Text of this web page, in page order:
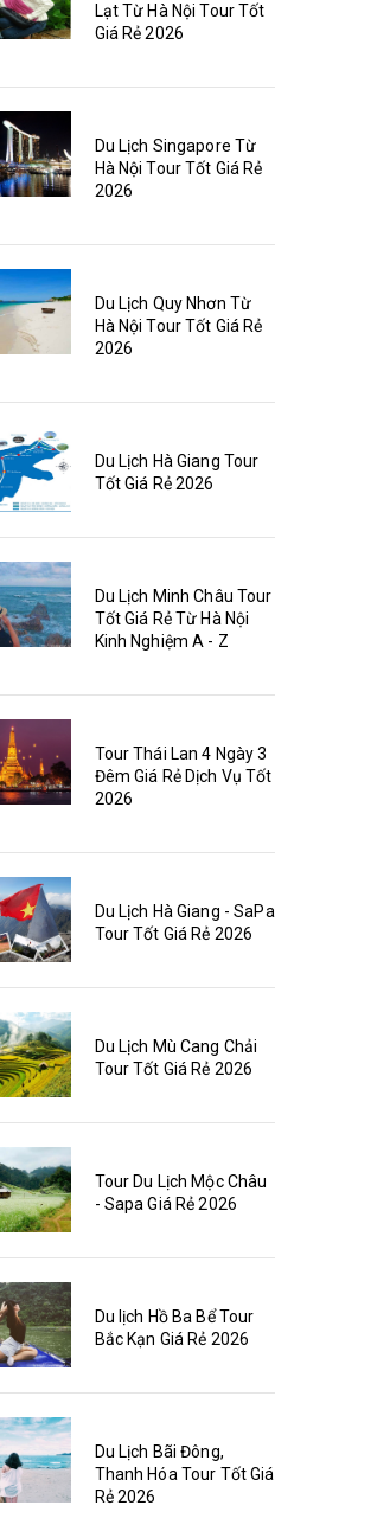
Lạt Từ Hà Nội Tour Tốt
Giá Rẻ 2026
Du Lịch Singapore Từ
Hà Nội Tour Tốt Giá Rẻ
2026
Du Lịch Quy Nhơn Từ
Hà Nội Tour Tốt Giá Rẻ
2026
Du Lịch Hà Giang Tour
Tốt Giá Rẻ 2026
Du Lịch Minh Châu Tour
Tốt Giá Rẻ Từ Hà Nội
Kinh Nghiệm A - Z
Tour Thái Lan 4 Ngày 3
Đêm Giá Rẻ Dịch Vụ Tốt
2026
Du Lịch Hà Giang - SaPa
Tour Tốt Giá Rẻ 2026
Du Lịch Mù Cang Chải
Tour Tốt Giá Rẻ 2026
Tour Du Lịch Mộc Châu
- Sapa Giá Rẻ 2026
Du lịch Hồ Ba Bể Tour
Bắc Kạn Giá Rẻ 2026
Du Lịch Bãi Đông,
Thanh Hóa Tour Tốt Giá
Rẻ 2026